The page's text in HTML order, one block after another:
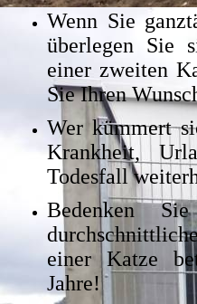
Wenn Sie
überlegen Sie
einer zweiten
Sie Ihren
Wer kümmert
Krankheit,
Todesfall
Bedenken
einer Katze
Jahre!